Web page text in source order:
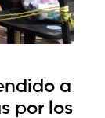
a
por los